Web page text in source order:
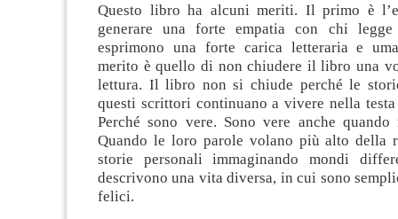
Questo libro ha alcuni meriti. Il primo è
generare una forte empatia con chi
esprimono una forte carica letteraria e
merito è quello di non chiudere il libro una
lettura. Il libro non si chiude perché le
questi scrittori continuano a vivere nella
Perché sono vere. Sono vere anche
Quando le loro parole volano più alto della
storie personali immaginando mondi
descrivono una vita diversa, in cui sono
felici.